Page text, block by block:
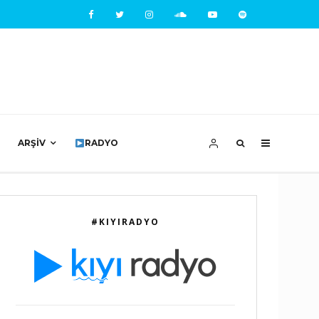
ARŞIV RADYO
#KIYIRADYO